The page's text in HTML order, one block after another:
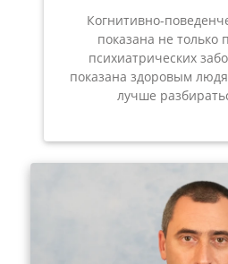
Когнитивно-
показана не только
психиатрических
показана здоровым
лучше